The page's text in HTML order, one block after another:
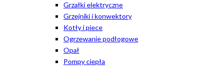
Grzałki elektryczne
Grzejniki i konwektory
Kotły i piece
Ogrzewanie podłogowe
Opał
Pompy ciepła